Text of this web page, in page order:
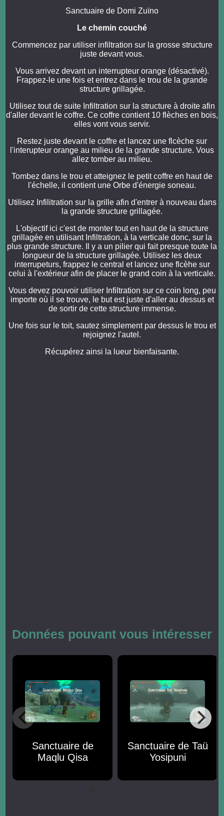
Sanctuaire de Domi Zuïno
Le chemin couché
Commencez par utiliser infiltration sur la grosse structure
juste devant vous.
Vous arrivez devant un interrupteur orange (désactivé).
Frappez-le une fois et entrez dans le trou de la grande
structure grillagée.
Utilisez tout de suite Infiltration sur la structure à droite afin
d'aller devant le coffre. Ce coffre contient 10 flèches en bois,
elles vont vous servir.
Restez juste devant le coffre et lancez une flcèche sur
l'interupteur orange au milieu de la grande structure. Vous
allez tomber au milieu.
Tombez dans le trou et atteignez le petit coffre en haut de
l'échelle, il contient une Orbe d'énergie soneau.
Utilisez Infilitration sur la grille afin d'entrer à nouveau dans
la grande structure grillagée.
L'objectif ici c'est de monter tout en haut de la structure
grillagée en utilisant Infiltration, à la verticale donc, sur la
plus grande structure. Il y a un pilier qui fait presque toute la
longueur de la structure grillagée. Utilisez les deux
interrupeturs, frappez le central et lancez une flcèhe sur
celui à l'extérieur afin de placer le grand coin à la verticale.
Vous devez pouvoir utiliser Infiltration sur ce coin long, peu
importe où il se trouve, le but est juste d'aller au dessus et
de sortir de cette structure immense.
Une fois sur le toit, sautez simplement par dessus le trou et
rejoignez l'autel.
Récupérez ainsi la lueur bienfaisante.
Données pouvant vous intéresser
Sanctuaire de
Maqlu Qisa
Sanctuaire de Taü
Yosipuni